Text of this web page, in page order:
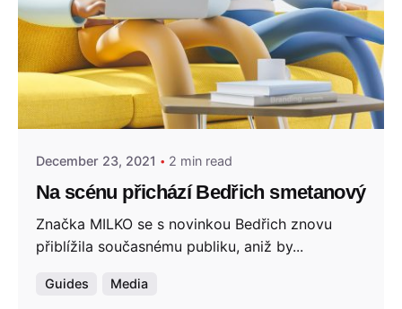
Posted by
December 23, 2021 2 min read
Na scénu přichází Bedřich smetanový
Značka MILKO se s novinkou Bedřich znovu
přiblížila současnému publiku, aniž by...
Guides Media